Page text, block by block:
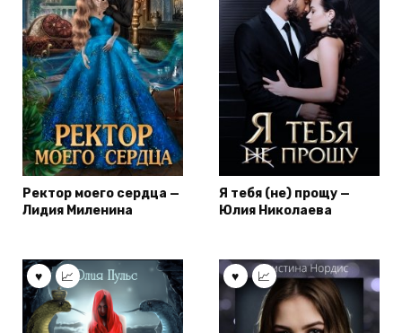
Ректор моего сердца —
Лидия Миленина
Я тебя (не) прощу —
Юлия Николаева